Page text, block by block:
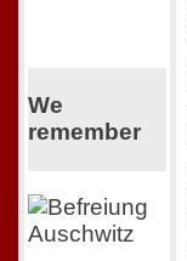
We
remember